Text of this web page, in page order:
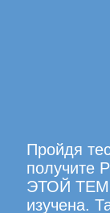
Пройдя
ЭТОЙ
изучена.